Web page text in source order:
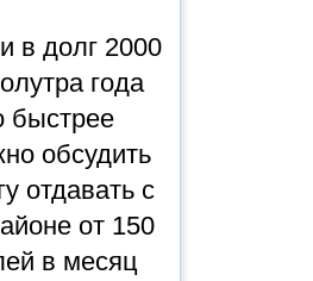
в долг 2000
года
быстрее
обсудить
отдавать с
от 150
в месяц